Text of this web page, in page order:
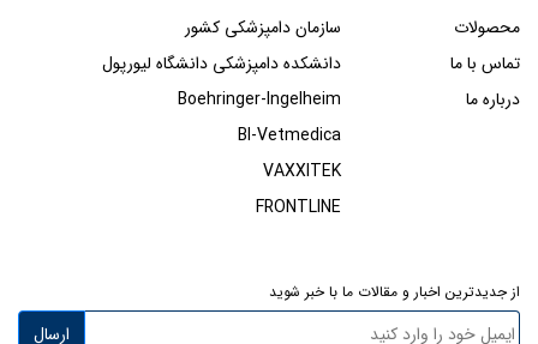
محصولات
تماس با ما
درباره ما
سازمان دامپزشکی کشور
دانشکده دامپزشکی دانشگاه لیورپول
Boehringer-Ingelheim
BI-Vetmedica
VAXXITEK
FRONTLINE
از جدیدترین اخبار و مقالات ما با خبر شوید
ارسال